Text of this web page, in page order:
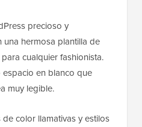
precioso y
hermosa plantilla de
cualquier fashionista.
espacio en blanco que
muy legible.
color llamativas y estilos